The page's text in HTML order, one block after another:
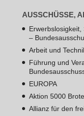
AUSSCHÜSSE,
Erwerbslosigkeit,
–
Arbeit und
Führung und
EUROPA
Aktion 5000 Brote
Allianz für den